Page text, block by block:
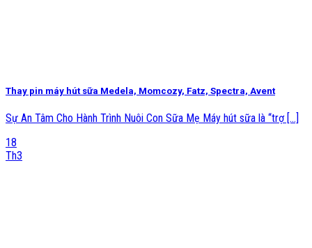
Thay pin máy hút sữa Medela, Momcozy, Fatz, Spectra, Avent
Sự An Tâm Cho Hành Trình Nuôi Con Sữa Mẹ Máy hút sữa là “trợ [...]
18
Th3